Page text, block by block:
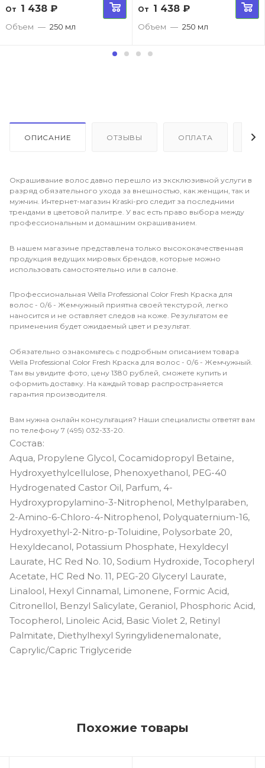
От 1 438 ₽
Объем — 250 мл
От 1 438 ₽
Объем — 250 мл
ОПИСАНИЕ ОТЗЫВЫ ОПЛАТА
Окрашивание волос давно перешло из эксклюзивной услуги в
разряд обязательного ухода за внешностью, как женщин, так и
мужчин. Интернет-магазин Kraski-pro следит за последними
трендами в цветовой палитре. У вас есть право выбора между
профессиональным и домашним окрашиванием.
В нашем магазине представлена только высококачественная
продукция ведущих мировых брендов, которые можно
использовать самостоятельно или в салоне.
Профессиональная Wella Professional Color Fresh Краска для
волос - 0/6 - Жемчужный приятна своей текстурой, легко
наносится и не оставляет следов на коже. Результатом ее
применения будет ожидаемый цвет и результат.
Обязательно ознакомьтесь с подробным описанием товара
Wella Professional Color Fresh Краска для волос - 0/6 - Жемчужный.
Там вы увидите фото, цену 1380 рублей, сможете купить и
оформить доставку. На каждый товар распространяется
гарантия производителя.
Вам нужна онлайн консультация? Наши специалисты ответят вам
по телефону 7 (495) 032-33-20.
Состав:
Aqua, Propylene Glycol, Cocamidopropyl Betaine,
Hydroxyethylcellulose, Phenoxyethanol, PEG-40
Hydrogenated Castor Oil, Parfum, 4-
Hydroxypropylamino-3-Nitrophenol, Methylparaben,
2-Amino-6-Chloro-4-Nitrophenol, Polyquaternium-16,
Hydroxyethyl-2-Nitro-p-Toluidine, Polysorbate 20,
Hexyldecanol, Potassium Phosphate, Hexyldecyl
Laurate, HC Red No. 10, Sodium Hydroxide, Tocopheryl
Acetate, HC Red No. 11, PEG-20 Glyceryl Laurate,
Linalool, Hexyl Cinnamal, Limonene, Formic Acid,
Citronellol, Benzyl Salicylate, Geraniol, Phosphoric Acid,
Tocopherol, Linoleic Acid, Basic Violet 2, Retinyl
Palmitate, Diethylhexyl Syringylidenemalonate,
Caprylic/Capric Triglyceride
Похожие товары